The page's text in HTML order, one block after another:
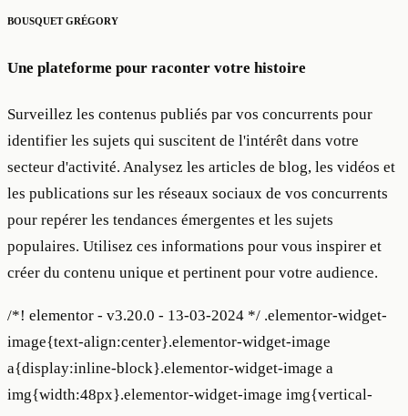
BOUSQUET GRÉGORY
Une plateforme pour raconter votre histoire
Surveillez les contenus publiés par vos concurrents pour
identifier les sujets qui suscitent de l'intérêt dans votre
secteur d'activité. Analysez les articles de blog, les vidéos et
les publications sur les réseaux sociaux de vos concurrents
pour repérer les tendances émergentes et les sujets
populaires. Utilisez ces informations pour vous inspirer et
créer du contenu unique et pertinent pour votre audience.
/*! elementor - v3.20.0 - 13-03-2024 */ .elementor-widget-
image{text-align:center}.elementor-widget-image
a{display:inline-block}.elementor-widget-image a
img{width:48px}.elementor-widget-image img{vertical-